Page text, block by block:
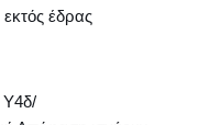
έδρας
Υ4δ/